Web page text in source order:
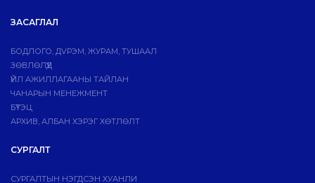
ЗАСАГЛАЛ
БОДЛОГО, ДVРЭМ, ЖУРАМ, ТУШААЛ
ЗӨВЛӨЛҮҮД
ҮЙЛ АЖИЛЛАГААНЫ ТАЙЛАН
ЧАНАРЫН МЕНЕЖМЕНТ
БҮТЭЦ
АРХИВ, АЛБАН ХЭРЭГ ХӨТЛӨЛТ
СУРГАЛТ
СУРГАЛТЫН НЭГДСЭН ХУАНЛИ